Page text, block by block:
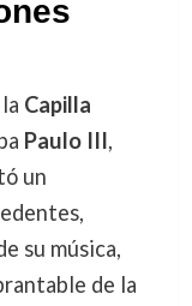
Capilla
Paulo III,
un
su música,
de la